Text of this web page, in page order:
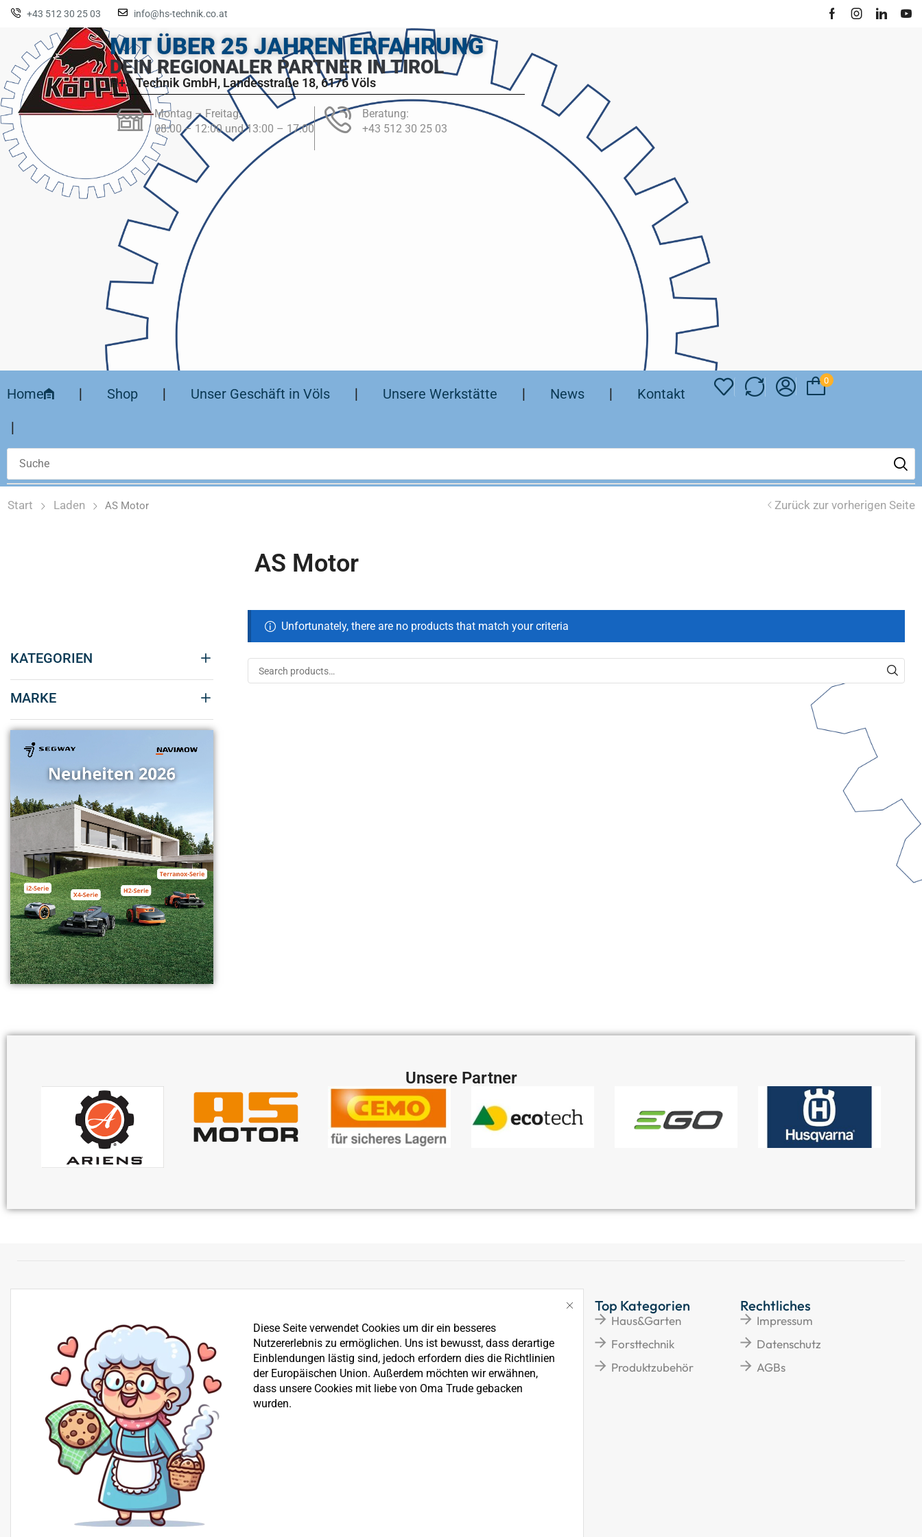
+43 512 30 25 03 info@hs-technik.co.at
MIT ÜBER 25 JAHREN ERFAHRUNG
DEIN REGIONALER PARTNER IN TIROL
H+S Technik GmbH, Landesstraße 18, 6176 Völs
Montag – Freitag:
08:00 – 12:00 und 13:00 – 17:00
Beratung:
+43 512 30 25 03
Home ❘ Shop ❘ Unser Geschäft in Völs ❘ Unsere Werkstätte ❘ News ❘ Kontakt
❘
0
Start Laden AS Motor Zurück zur vorherigen Seite
KATEGORIEN
MARKE
AS Motor
Unfortunately, there are no products that match your criteria
Unsere Partner
Diese Seite verwendet Cookies um dir ein besseres
Nutzererlebnis zu ermöglichen. Uns ist bewusst, dass derartige
Einblendungen lästig sind, jedoch erfordern dies die Richtlinien
der Europäischen Union. Außerdem möchten wir erwähnen,
dass unsere Cookies mit liebe von Oma Trude gebacken
wurden.
Bereits seit über 25 Jahren befassen wir uns mit dem Verkauf, der Wartung und
der Reparatur von Garten-, Winter- und Kommunalgeräten.
+43 512 30 25 03
H+S Technik GmbH, Landesstraße 18, 6176 Völs
News
Kontakt
Top Kategorien
Haus&Garten
Forsttechnik
Produktzubehör
Rechtliches
Impressum
Datenschutz
AGBs